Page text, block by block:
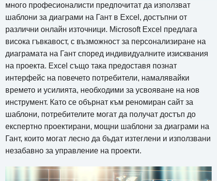
много професионалисти предпочитат да използват
шаблони за диаграми на Гант в Excel, достъпни от
различни онлайн източници. Microsoft Excel предлага
висока гъвкавост, с възможност за персонализиране на
диаграмата на Гант според индивидуалните изисквания
на проекта. Excel също така предоставя познат
интерфейс на повечето потребители, намалявайки
времето и усилията, необходими за усвояване на нов
инструмент. Като се обърнат към реномиран сайт за
шаблони, потребителите могат да получат достъп до
експертно проектирани, мощни шаблони за диаграми на
Гант, които могат лесно да бъдат изтеглени и използвани
незабавно за управление на проекти.